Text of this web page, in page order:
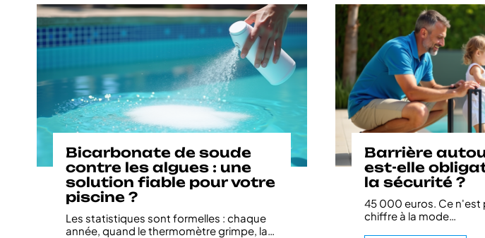
Bicarbonate de soude
contre les algues : une
solution fiable pour votre
piscine ?
Les statistiques sont formelles : chaque
année, quand le thermomètre grimpe, la…
Barrière
est-elle
la sécurité ?
45 000 euros. Ce n'est
chiffre à la mode…